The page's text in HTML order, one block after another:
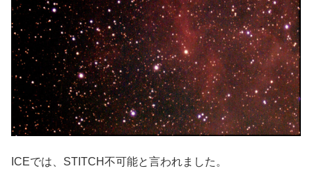
ICEでは、STITCH不可能と言われました。